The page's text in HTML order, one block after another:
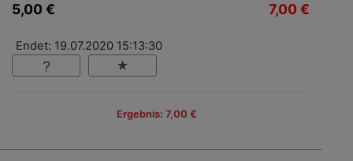
5,00 € 7,00 €
Endet: 19.07.2020 15:13:30
Ergebnis: 7,00 €